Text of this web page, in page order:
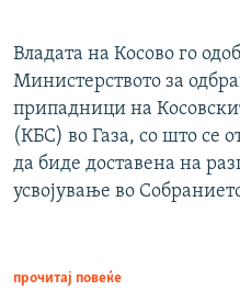
Владата на Косово го
Министерството за
припадници на
(КБС) во Газа, со што се
да биде доставена на
усвојување во
прочитај повеќе